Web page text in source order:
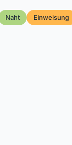
Naht Einweisung